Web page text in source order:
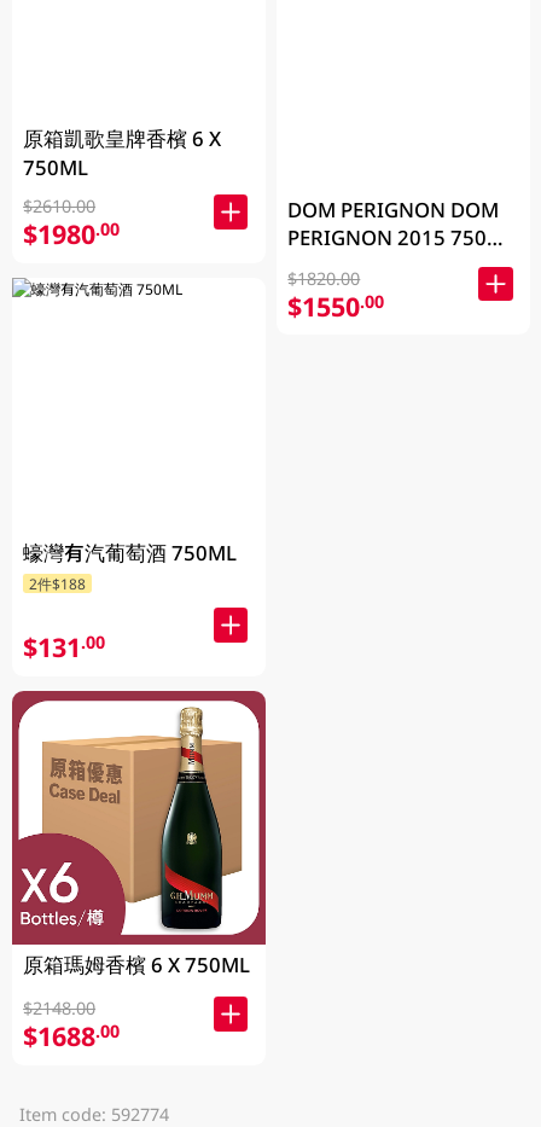
原箱凱歌皇牌香檳 6 X
750ML
$2610.00
$1980.00
蠔灣有汽葡萄酒 750ML
2件$188
$131.00
原箱瑪姆香檳 6 X 750ML
$2148.00
$1688.00
DOM PERIGNON DOM
PERIGNON 2015 750毫
升 (包裝隨機發放)
$1820.00
$1550.00
Item code: 592774